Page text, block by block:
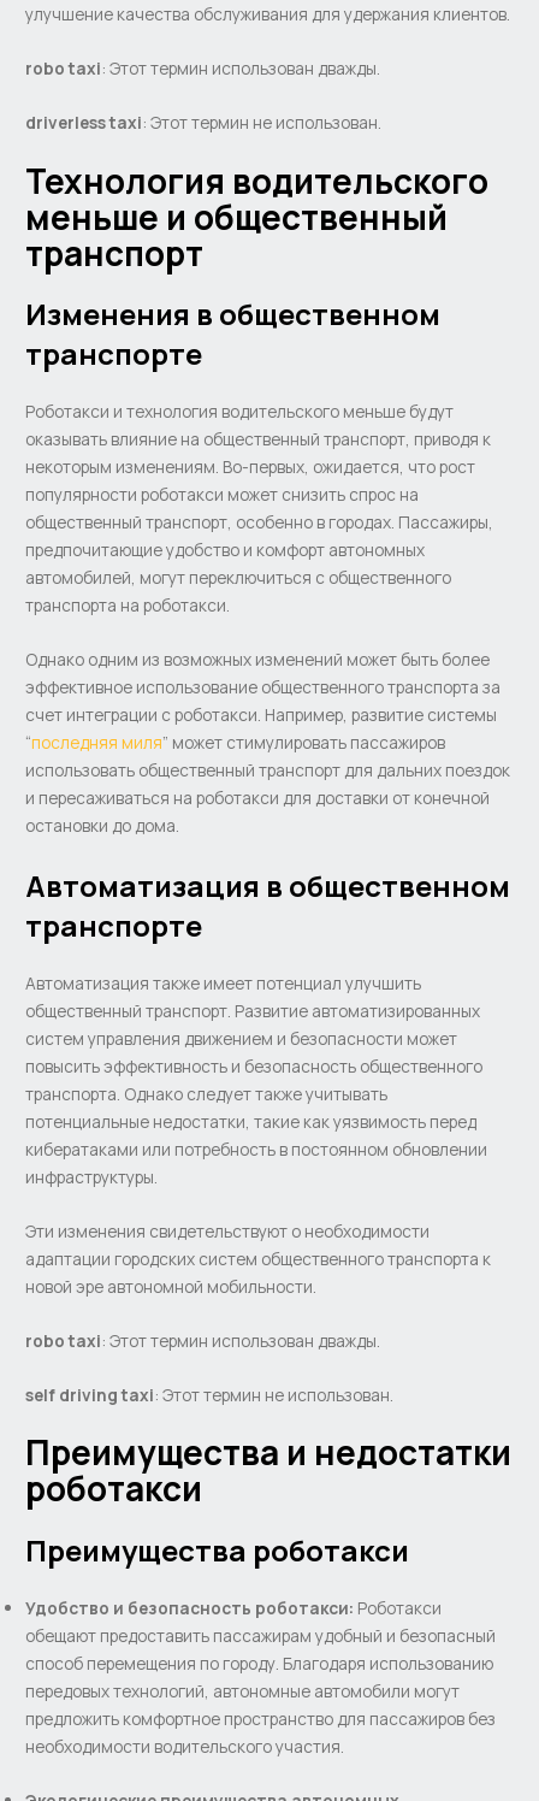
улучшение качества обслуживания для удержания клиентов.
robo taxi: Этот термин использован дважды.
driverless taxi: Этот термин не использован.
Технология водительского
меньше и общественный
транспорт
Изменения в общественном
транспорте
Роботакcи и технология водительского меньше будут
оказывать влияние на общественный транспорт, приводя к
некоторым изменениям. Во-первых, ожидается, что рост
популярности роботакси может снизить спрос на
общественный транспорт, особенно в городах. Пассажиры,
предпочитающие удобство и комфорт автономных
автомобилей, могут переключиться с общественного
транспорта на роботакси.
Однако одним из возможных изменений может быть более
эффективное использование общественного транспорта за
счет интеграции с роботакси. Например, развитие системы
“последняя миля” может стимулировать пассажиров
использовать общественный транспорт для дальних поездок
и пересаживаться на роботакси для доставки от конечной
остановки до дома.
Автоматизация в общественном
транспорте
Автоматизация также имеет потенциал улучшить
общественный транспорт. Развитие автоматизированных
систем управления движением и безопасности может
повысить эффективность и безопасность общественного
транспорта. Однако следует также учитывать
потенциальные недостатки, такие как уязвимость перед
кибератаками или потребность в постоянном обновлении
инфраструктуры.
Эти изменения свидетельствуют о необходимости
адаптации городских систем общественного транспорта к
новой эре автономной мобильности.
robo taxi: Этот термин использован дважды.
self driving taxi: Этот термин не использован.
Преимущества и недостатки
роботакси
Преимущества роботакси
Удобство и безопасность роботакси: Роботакcи
обещают предоставить пассажирам удобный и безопасный
способ перемещения по городу. Благодаря использованию
передовых технологий, автономные автомобили могут
предложить комфортное пространство для пассажиров без
необходимости водительского участия.